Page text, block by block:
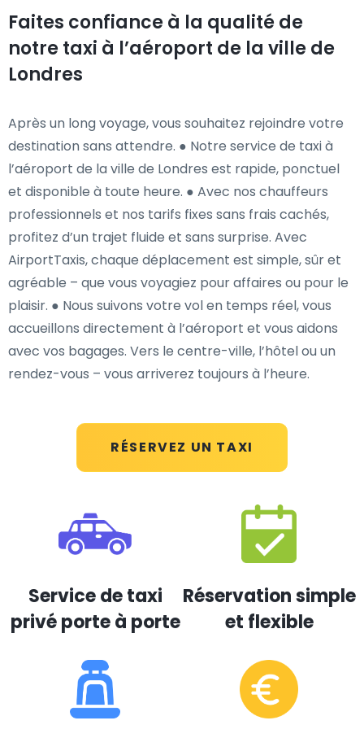
RÉSERVEZ UN TAXI
Faites confiance à la qualité de
notre taxi à l’aéroport de la ville de
Londres
Après un long voyage, vous souhaitez rejoindre votre
destination sans attendre. ● Notre service de taxi à
l’aéroport de la ville de Londres est rapide, ponctuel
et disponible à toute heure. ● Avec nos chauffeurs
professionnels et nos tarifs fixes sans frais cachés,
profitez d’un trajet fluide et sans surprise. Avec
AirportTaxis, chaque déplacement est simple, sûr et
agréable – que vous voyagiez pour affaires ou pour le
plaisir. ● Nous suivons votre vol en temps réel, vous
accueillons directement à l’aéroport et vous aidons
avec vos bagages. Vers le centre-ville, l’hôtel ou un
rendez-vous – vous arriverez toujours à l’heure.
Service de taxi
privé porte à porte
Réservation simple
et flexible